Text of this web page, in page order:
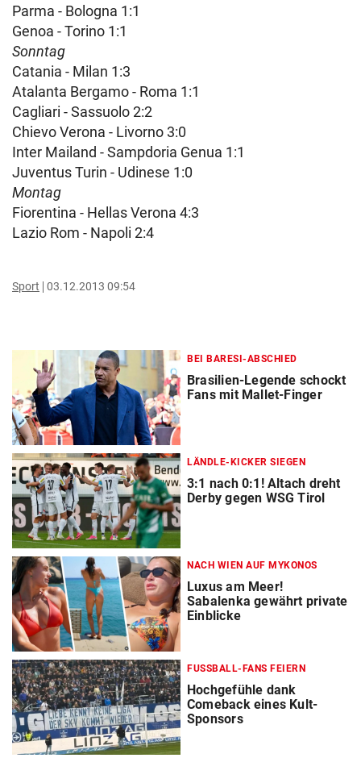
Parma - Bologna 1:1
Genoa - Torino 1:1
Sonntag
Catania - Milan 1:3
Atalanta Bergamo - Roma 1:1
Cagliari - Sassuolo 2:2
Chievo Verona - Livorno 3:0
Inter Mailand - Sampdoria Genua 1:1
Juventus Turin - Udinese 1:0
Montag
Fiorentina - Hellas Verona 4:3
Lazio Rom - Napoli 2:4
Sport 03.12.2013 09:54
BEI BARESI-ABSCHIED
Brasilien-Legende schockt
Fans mit Mallet-Finger
LÄNDLE-KICKER SIEGEN
3:1 nach 0:1! Altach dreht
Derby gegen WSG Tirol
NACH WIEN AUF MYKONOS
Luxus am Meer!
Sabalenka gewährt private
Einblicke
FUSSBALL-FANS FEIERN
Hochgefühle dank
Comeback eines Kult-
Sponsors